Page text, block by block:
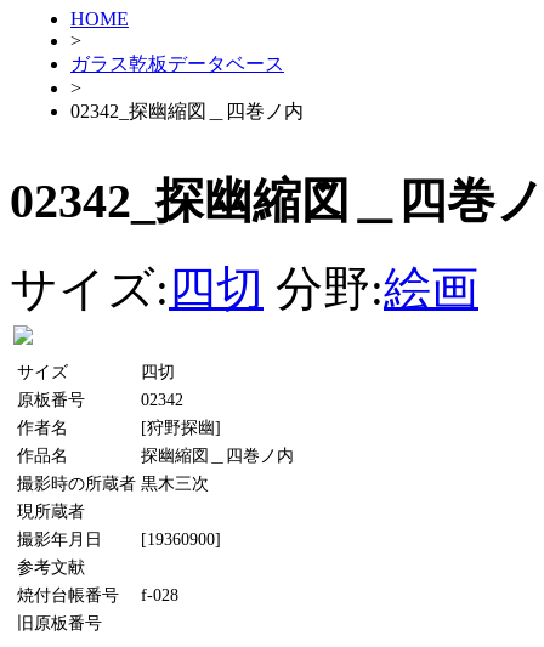
HOME
>
ガラス乾板データベース
>
02342_探幽縮図＿四巻ノ内
02342_探幽縮図＿四巻
サイズ: 四切 分野:絵画
サイズ
四切
原板番号
02342
作者名
[狩野探幽]
作品名
探幽縮図＿四巻ノ内
撮影時の所蔵者 黒木三次
現所蔵者
撮影年月日
[19360900]
参考文献
焼付台帳番号
f-028
旧原板番号